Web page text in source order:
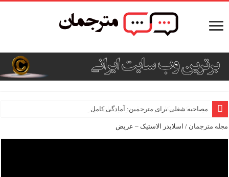
مصاحبه شغلی برای مترجمین: آمادگی کامل
مجله مترجمان / اسلایدر الاستیک – عریض